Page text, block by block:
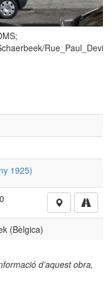
1925)
(Bèlgica)
d’aquest obra,